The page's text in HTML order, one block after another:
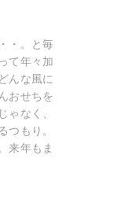
・。と毎
て年々加
んな風に
おせちを
ゃなく、
つもり。
来年もま